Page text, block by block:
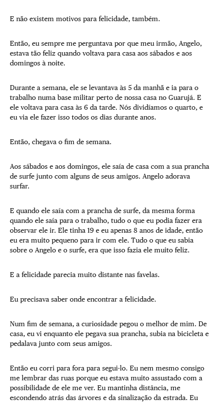
E não existem motivos para felicidade, também.
Então, eu sempre me perguntava por que meu irmão, Angelo,
estava tão feliz quando voltava para casa aos sábados e aos
domingos à noite.
Durante a semana, ele se levantava às 5 da manhã e ia para o
trabalho numa base militar perto de nossa casa no Guarujá. E
ele voltava para casa às 6 da tarde. Nós dividíamos o quarto, e
eu via ele fazer isso todos os dias durante anos.
Então, chegava o fim de semana.
Aos sábados e aos domingos, ele saía de casa com a sua prancha
de surfe junto com alguns de seus amigos. Angelo adorava
surfar.
E quando ele saía com a prancha de surfe, da mesma forma
quando ele saía para o trabalho, tudo o que eu podia fazer era
observar ele ir. Ele tinha 19 e eu apenas 8 anos de idade, então
eu era muito pequeno para ir com ele. Tudo o que eu sabia
sobre o Angelo e o surfe, era que isso fazia ele muito feliz.
E a felicidade parecia muito distante nas favelas.
Eu precisava saber onde encontrar a felicidade.
Num fim de semana, a curiosidade pegou o melhor de mim. De
casa, eu vi enquanto ele pegava sua prancha, subia na bicicleta e
pedalava junto com seus amigos.
Então eu corri para fora para segui-lo. Eu nem mesmo consigo
me lembrar das ruas porque eu estava muito assustado com a
possibilidade de ele me ver. Eu mantinha distância, me
escondendo atrás das árvores e da sinalização da estrada. Eu